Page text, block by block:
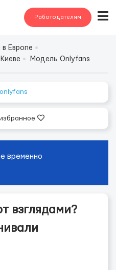
Работодателям
в Европе
Модель Onlyfans
временно
взглядами?